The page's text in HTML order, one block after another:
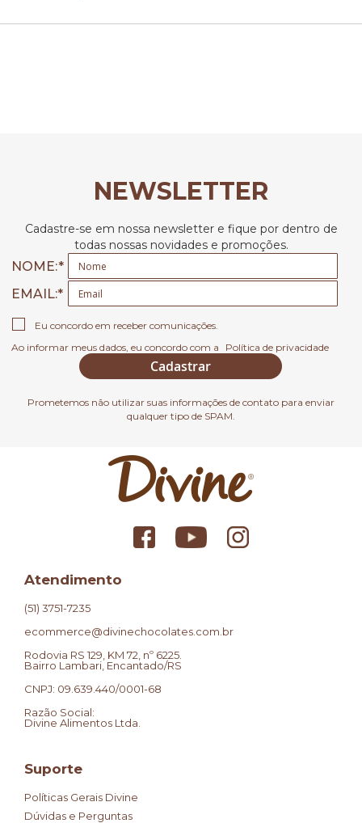
NEWSLETTER
Cadastre-se em nossa newsletter e fique por dentro de
todas nossas novidades e promoções.
NOME:
EMAIL
Eu concordo em receber comunicações.
Ao informar meus dados, eu concordo com a
Política de privacidade
Cadastrar
Prometemos não utilizar suas informações de contato para enviar
qualquer tipo de SPAM.
Atendimento
(51) 3751-7235
ecommerce@divinechocolates.com.br
Rodovia RS 129, KM 72, nº 6225.
Bairro Lambari, Encantado/RS
CNPJ: 09.639.440/0001-68
Razão Social:
Divine Alimentos Ltda.
Suporte
Políticas Gerais Divine
Dúvidas e Perguntas